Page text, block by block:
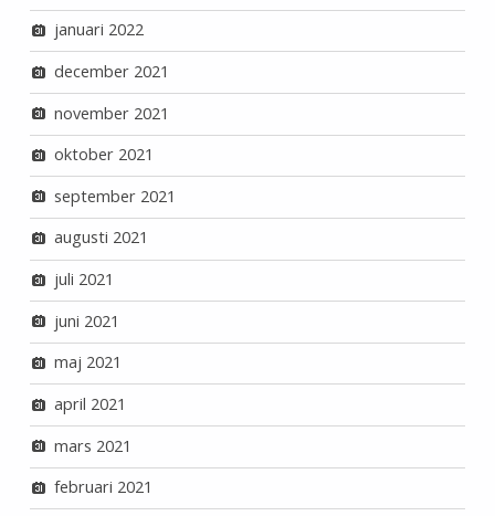
januari 2022
december 2021
november 2021
oktober 2021
september 2021
augusti 2021
juli 2021
juni 2021
maj 2021
april 2021
mars 2021
februari 2021